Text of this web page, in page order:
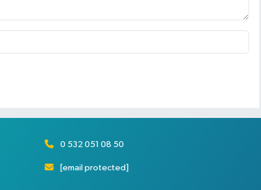
0 532 051 08 50
[email protected]